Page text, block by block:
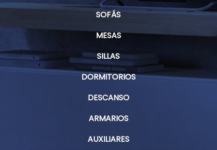
SOFÁS
MESAS
SILLAS
DORMITORIOS
DESCANSO
ARMARIOS
AUXILIARES